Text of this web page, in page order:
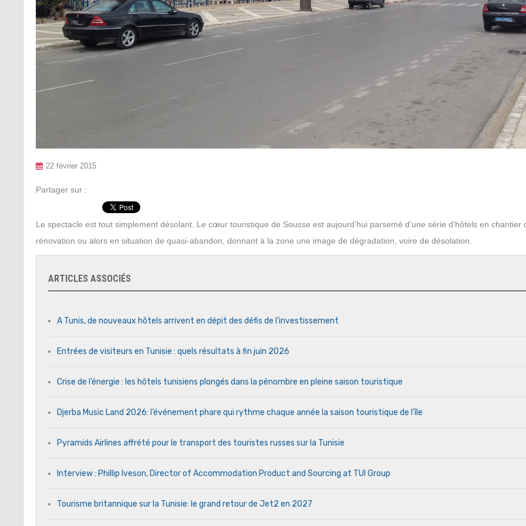
22 février 2015
Partager sur :
Le spectacle est tout simplement désolant. Le cœur touristique de Sousse est aujourd’hui parsemé d’une série d’hôtels en chantier
rénovation ou alors en situation de quasi-abandon, donnant à la zone une image de dégradation, voire de désolation.
ARTICLES ASSOCIÉS
A Tunis, de nouveaux hôtels arrivent en dépit des défis de l’investissement
Entrées de visiteurs en Tunisie : quels résultats à fin juin 2026
Crise de l’énergie : les hôtels tunisiens plongés dans la pénombre en pleine saison touristique
Djerba Music Land 2026: l’événement phare qui rythme chaque année la saison touristique de l’île
Pyramids Airlines affrété pour le transport des touristes russes sur la Tunisie
Interview : Phillip Iveson, Director of Accommodation Product and Sourcing at TUI Group
Tourisme britannique sur la Tunisie: le grand retour de Jet2 en 2027